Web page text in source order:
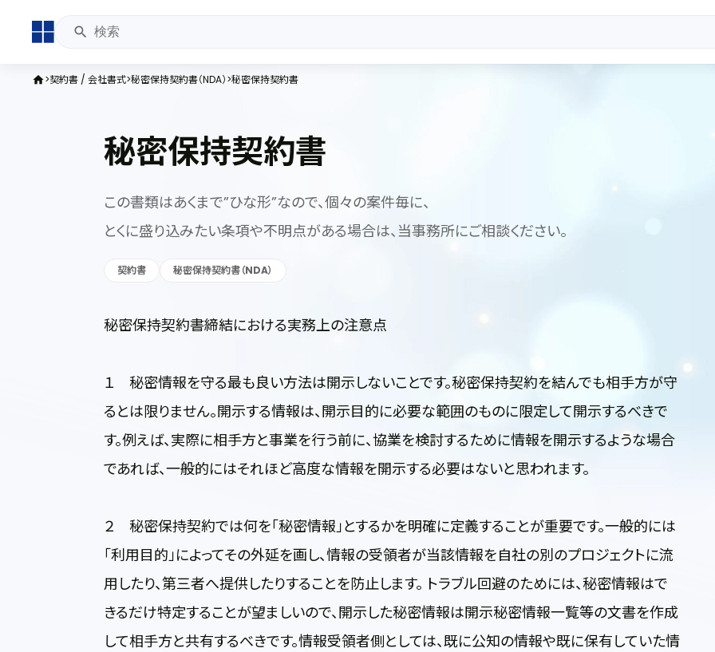
home 契約書 / 会社書式 秘密保持契約書（NDA） 秘密保持契約書
秘密保持契約書
この書類はあくまで”ひな形”なので、個々の案件毎に、
とくに盛り込みたい条項や不明点がある場合は、当事務所にご相談ください。
契約書 秘密保持契約書（NDA）
秘密保持契約書締結における実務上の注意点
１ 秘密情報を守る最も良い方法は開示しないことです。秘密保持契約を結んでも相手方が守
るとは限りません。開示する情報は、開示目的に必要な範囲のものに限定して開示するべきで
す。例えば、実際に相手方と事業を行う前に、協業を検討するために情報を開示するような場合
であれば、一般的にはそれほど高度な情報を開示する必要はないと思われます。
２ 秘密保持契約では何を「秘密情報」とするかを明確に定義することが重要です。一般的には
「利用目的」によってその外延を画し、情報の受領者が当該情報を自社の別のプロジェクトに流
用したり、第三者へ提供したりすることを防止します。 トラブル回避のためには、秘密情報はで
きるだけ特定することが望ましいので、開示した秘密情報は開示秘密情報一覧等の文書を作成
して相手方と共有するべきです。情報受領者側としては、既に公知の情報や既に保有していた情